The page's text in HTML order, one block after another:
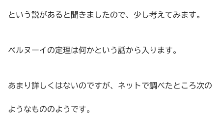
という説があると聞きましたので、少し考えてみます。
ベルヌーイの定理は何かという話から入ります。
あまり詳しくはないのですが、ネットで調べたところ次の
ようなもののようです。